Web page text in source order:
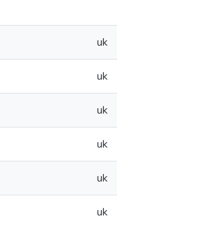
uk
uk
uk
uk
uk
uk